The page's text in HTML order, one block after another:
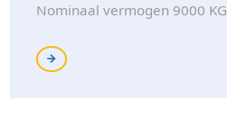
Nominaal vermogen 9000 KG